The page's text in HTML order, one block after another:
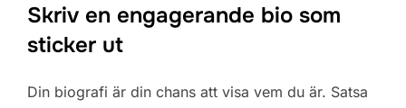
Skriv en engagerande bio som
sticker ut
Din biografi är din chans att visa vem du är. Satsa